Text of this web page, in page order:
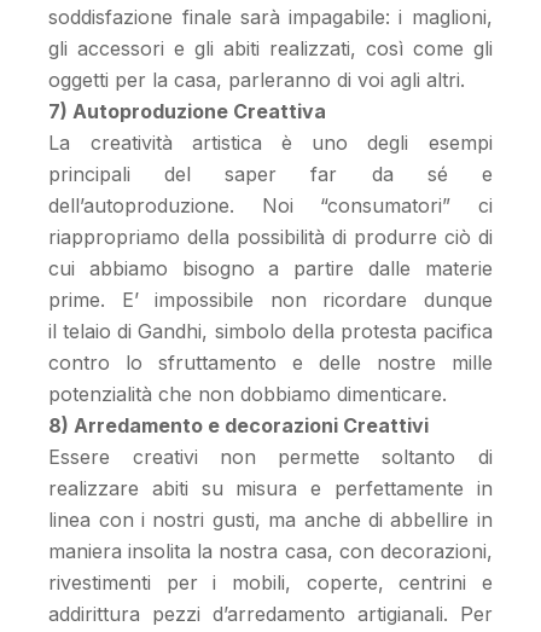
soddisfazione finale sarà impagabile: i maglioni,
gli accessori e gli abiti realizzati, così come gli
oggetti per la casa, parleranno di voi agli altri.
7) Autoproduzione Creattiva
La creatività artistica è uno degli esempi
principali del saper far da sé e
dell’autoproduzione. Noi “consumatori” ci
riappropriamo della possibilità di produrre ciò di
cui abbiamo bisogno a partire dalle materie
prime. E’ impossibile non ricordare dunque
il telaio di Gandhi, simbolo della protesta pacifica
contro lo sfruttamento e delle nostre mille
potenzialità che non dobbiamo dimenticare.
8) Arredamento e decorazioni Creattivi
Essere creativi non permette soltanto di
realizzare abiti su misura e perfettamente in
linea con i nostri gusti, ma anche di abbellire in
maniera insolita la nostra casa, con decorazioni,
rivestimenti per i mobili, coperte, centrini e
addirittura pezzi d’arredamento artigianali. Per